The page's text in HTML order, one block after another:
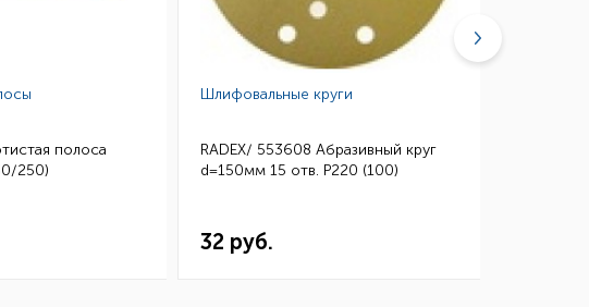
полоса
250)
Шлифовальные круги
RADEX/ 553608 Абразивный круг
d=150мм 15 отв. Р220 (100)
32 руб.